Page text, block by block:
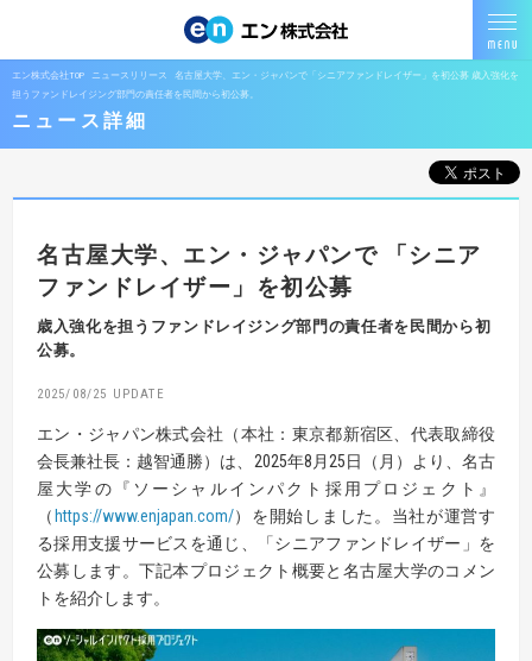
エン株式会社TOP ニュースリリース
名古屋大学、エン・ジャパンで「シニアファンドレイザー」を初公募 歳入強化を
担うファンドレイジング部門の責任者を民間から初公募。
ニュース詳細
名古屋大学、エン・ジャパンで
「シニア
ファンドレイザー」を初公募
歳入強化を担うファンドレイジング部門の責任者を民間から初
公募。
2025/08/25
エン・ジャパン株式会社（本社：東京都新宿区、代表取締役
会長兼社長：越智通勝）は、2025年8月25日（月）より、名古
屋大学の『ソーシャルインパクト採用プロジェクト』
（https://www.enjapan.com/）を開始しました。当社が運営す
る採用支援サービスを通じ、「シニアファンドレイザー」を
公募します。下記本プロジェクト概要と名古屋大学のコメン
トを紹介します。